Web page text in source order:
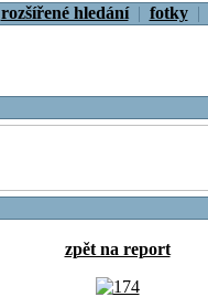
rozšířené hledání| fotky|
zpět na report